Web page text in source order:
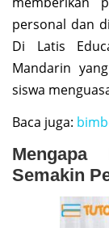
personal dan
Di Latis
Mandarin
siswa
Baca juga:
Mengapa
Semakin